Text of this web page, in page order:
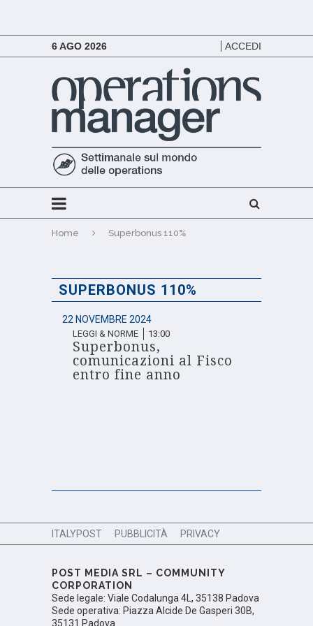
6 AGO 2026 ACCEDI
Home Superbonus 110%
SUPERBONUS 110%
22 NOVEMBRE 2024
LEGGI & NORME 13:00
Superbonus,
comunicazioni al Fisco
entro fine anno
ITALYPOST PUBBLICITÀ PRIVACY
POST MEDIA SRL – COMMUNITY
CORPORATION
Sede legale: Viale Codalunga 4L, 35138 Padova
Sede operativa: Piazza Alcide De Gasperi 30B,
35131 Padova